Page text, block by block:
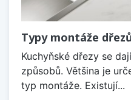
Typy montáže
Kuchyňské dřezy se
způsobů. Většina je
typ montáže. Existují...